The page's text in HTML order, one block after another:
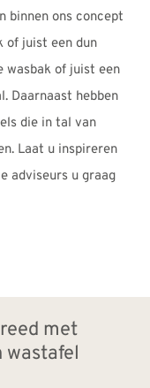
binnen ons concept
of juist een dun
wasbak of juist een
Daarnaast hebben
die in tal van
Laat u inspireren
adviseurs u graag
met
wastafel